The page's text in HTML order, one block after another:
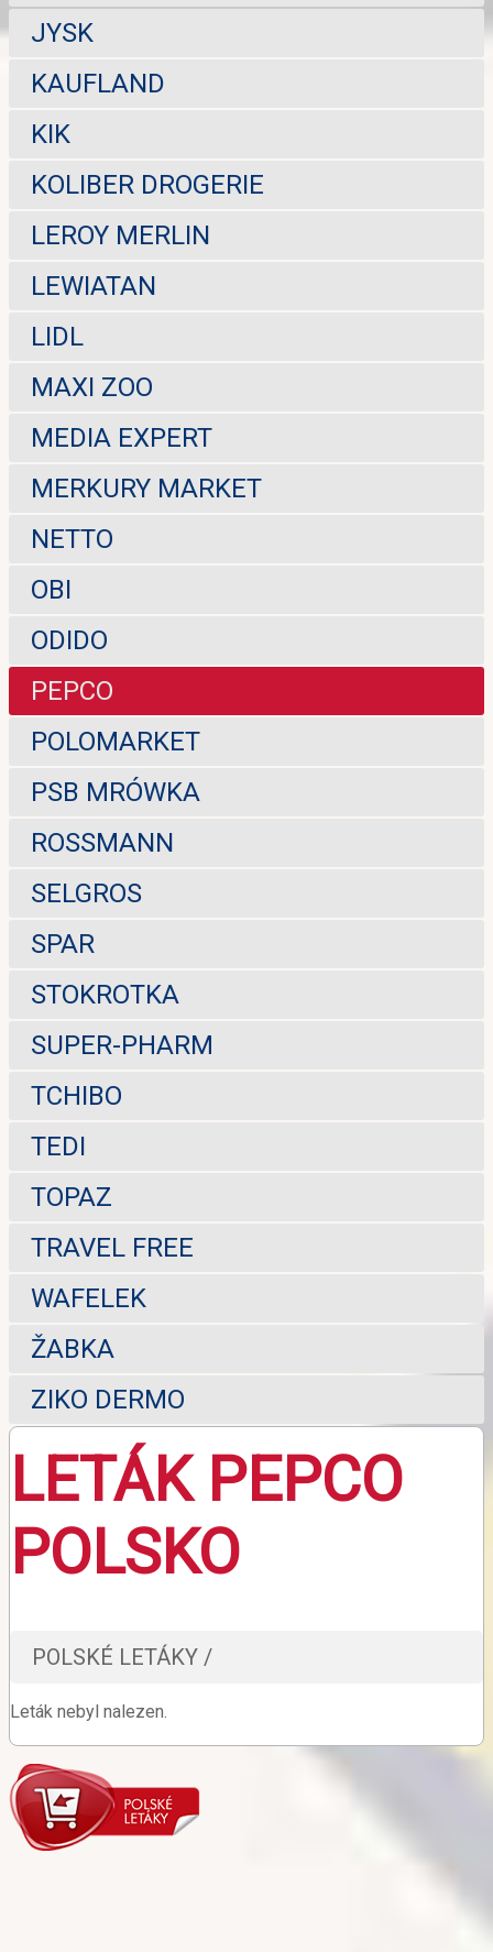
JYSK
KAUFLAND
KIK
KOLIBER DROGERIE
LEROY MERLIN
LEWIATAN
LIDL
MAXI ZOO
MEDIA EXPERT
MERKURY MARKET
NETTO
OBI
ODIDO
PEPCO
POLOMARKET
PSB MRÓWKA
ROSSMANN
SELGROS
SPAR
STOKROTKA
SUPER-PHARM
TCHIBO
TEDI
TOPAZ
TRAVEL FREE
WAFELEK
ŽABKA
ZIKO DERMO
LETÁK PEPCO
POLSKO
POLSKÉ LETÁKY /
Leták nebyl nalezen.